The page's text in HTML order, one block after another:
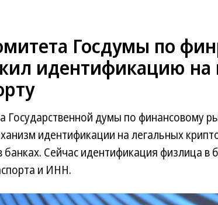
Госдумы по
идентификацию на
Государственной думы по финансовому
идентификации на легальных
банках. Сейчас идентификация физлица в
и ИНН.